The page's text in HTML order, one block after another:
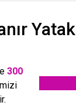
Yatak
300